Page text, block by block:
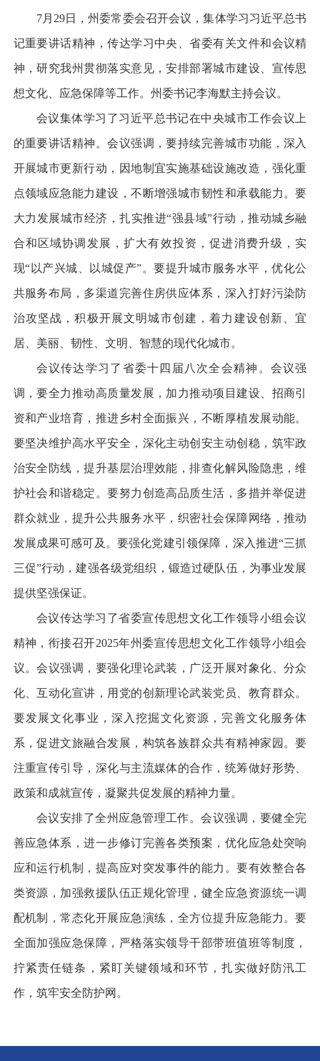
7月29日，州委常委会召开会议，集体学习习近平总书
记重要讲话精神，传达学习中央、省委有关文件和会议精
神，研究我州贯彻落实意见，安排部署城市建设、宣传思
想文化、应急保障等工作。州委书记李海默主持会议。
会议集体学习了习近平总书记在中央城市工作会议上
的重要讲话精神。会议强调，要持续完善城市功能，深入
开展城市更新行动，因地制宜实施基础设施改造，强化重
点领域应急能力建设，不断增强城市韧性和承载能力。要
大力发展城市经济，扎实推进“强县域”行动，推动城乡融
合和区域协调发展，扩大有效投资，促进消费升级，实
现“以产兴城、以城促产”。要提升城市服务水平，优化公
共服务布局，多渠道完善住房供应体系，深入打好污染防
治攻坚战，积极开展文明城市创建，着力建设创新、宜
居、美丽、韧性、文明、智慧的现代化城市。
会议传达学习了省委十四届八次全会精神。会议强
调，要全力推动高质量发展，加力推动项目建设、招商引
资和产业培育，推进乡村全面振兴，不断厚植发展动能。
要坚决维护高水平安全，深化主动创安主动创稳，筑牢政
治安全防线，提升基层治理效能，排查化解风险隐患，维
护社会和谐稳定。要努力创造高品质生活，多措并举促进
群众就业，提升公共服务水平，织密社会保障网络，推动
发展成果可感可及。要强化党建引领保障，深入推进“三抓
三促”行动，建强各级党组织，锻造过硬队伍，为事业发展
提供坚强保证。
会议传达学习了省委宣传思想文化工作领导小组会议
精神，衔接召开2025年州委宣传思想文化工作领导小组会
议。会议强调，要强化理论武装，广泛开展对象化、分众
化、互动化宣讲，用党的创新理论武装党员、教育群众。
要发展文化事业，深入挖掘文化资源，完善文化服务体
系，促进文旅融合发展，构筑各族群众共有精神家园。要
注重宣传引导，深化与主流媒体的合作，统筹做好形势、
政策和成就宣传，凝聚共促发展的精神力量。
会议安排了全州应急管理工作。会议强调，要健全完
善应急体系，进一步修订完善各类预案，优化应急处突响
应和运行机制，提高应对突发事件的能力。要有效整合各
类资源，加强救援队伍正规化管理，健全应急资源统一调
配机制，常态化开展应急演练，全方位提升应急能力。要
全面加强应急保障，严格落实领导干部带班值班等制度，
拧紧责任链条，紧盯关键领域和环节，扎实做好防汛工
作，筑牢安全防护网。